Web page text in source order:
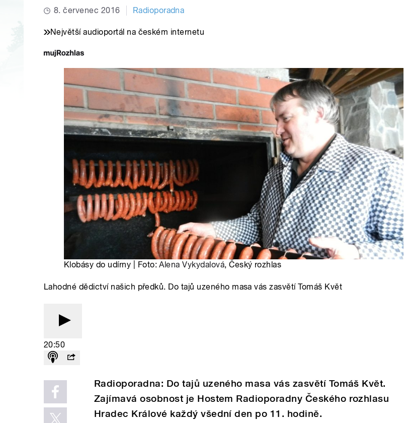
8. červenec 2016 Radioporadna
Největší audioportál na českém internetu
Klobásy do udírny | Foto:Alena Vykydalová, Český rozhlas
Lahodné dědictví našich předků. Do tajů uzeného masa vás zasvětí Tomáš Květ
20:50
Radioporadna: Do tajů uzeného masa vás zasvětí Tomáš Květ.
Zajímavá osobnost je Hostem Radioporadny Českého rozhlasu
Hradec Králové každý všední den po 11. hodině.